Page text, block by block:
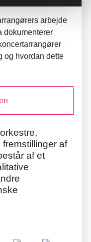
arbejde
dokumenterer
og hvordan dette
af
af et